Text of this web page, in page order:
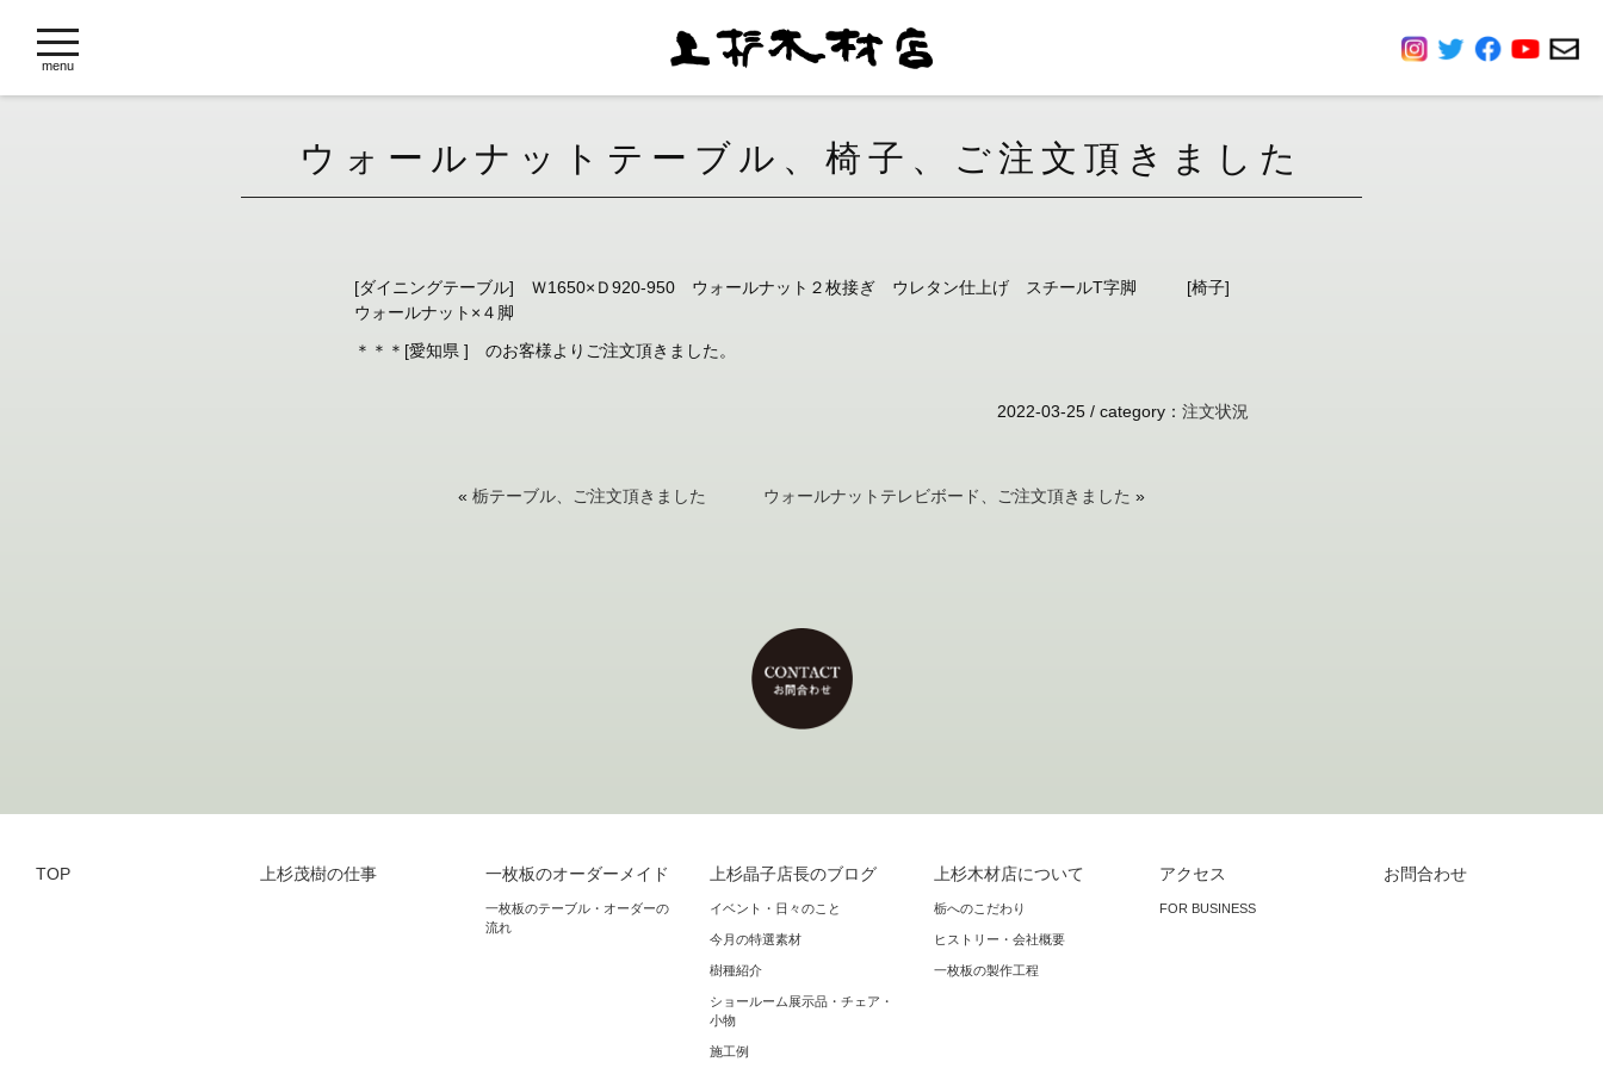
toggle
navigation
menu
ウォールナットテーブル、椅子、ご注文頂きました
[ダイニングテーブル] Ｗ1650×Ｄ920-950 ウォールナット２枚接ぎ ウレタン仕上げ スチールT字脚 [椅子]
ウォールナット×４脚
＊＊＊[愛知県 ] のお客様よりご注文頂きました。
2022-03-25 / category ： 注文状況
« 栃テーブル、ご注文頂きました ウォールナットテレビボード、ご注文頂きました »
TOP 上杉茂樹の仕事 一枚板のオーダーメイド
一枚板のテーブル・オーダーの
流れ
上杉晶子店長のブログ
イベント・日々のこと
今月の特選素材
樹種紹介
ショールーム展示品・チェア・
小物
施工例
上杉木材店について
栃へのこだわり
ヒストリー・会社概要
一枚板の製作工程
アクセス
FOR BUSINESS
お問合わせ